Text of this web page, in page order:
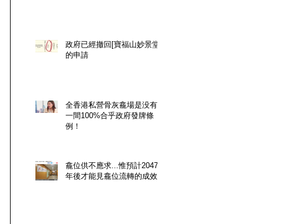
政府已經撤回[寶福山妙景堂]
的申請
全香港私營骨灰龕場是没有
一間100%合乎政府發牌條
例！
龕位供不應求...惟預計2047
年後才能見龕位流轉的成效!